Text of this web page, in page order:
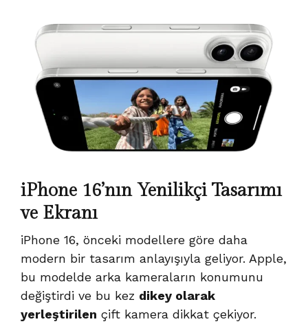
iPhone 16’nın Yenilikçi Tasarımı
ve Ekranı
iPhone 16, önceki modellere göre daha
modern bir tasarım anlayışıyla geliyor. Apple,
bu modelde arka kameraların konumunu
değiştirdi ve bu kez dikey olarak
yerleştirilen çift kamera dikkat çekiyor.